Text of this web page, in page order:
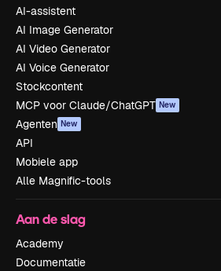
AI-assistent
AI Image Generator
AI Video Generator
AI Voice Generator
Stockcontent
MCP voor Claude/ChatGPT New
Agenten New
API
Mobiele app
Alle Magnific-tools
Aan de slag
Academy
Documentatie